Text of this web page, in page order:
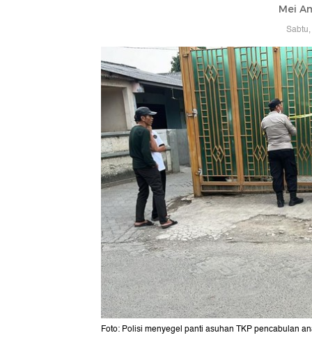
Mei
Foto: Polisi menyegel panti asuhan TKP pencabulan